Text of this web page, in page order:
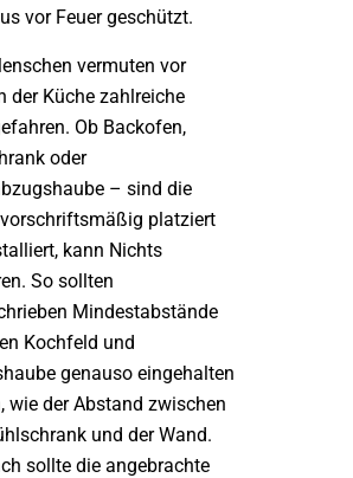
vor Feuer geschützt.
vermuten vor
der Küche zahlreiche
Ob Backofen,
oder
– sind die
vorschriftsmäßig platziert
kann Nichts
So sollten
Mindestabstände
Kochfeld und
genauso eingehalten
wie der Abstand zwischen
und der Wand.
sollte die angebrachte